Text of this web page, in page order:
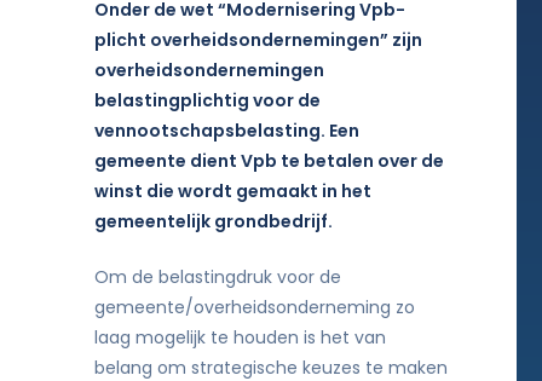
Onder de wet “Modernisering Vpb-
plicht overheidsondernemingen” zijn
overheidsondernemingen
belastingplichtig voor de
vennootschapsbelasting. Een
gemeente dient Vpb te betalen over de
winst die wordt gemaakt in het
gemeentelijk grondbedrijf.
Om de belastingdruk voor de
gemeente/overheidsonderneming zo
laag mogelijk te houden is het van
belang om strategische keuzes te maken